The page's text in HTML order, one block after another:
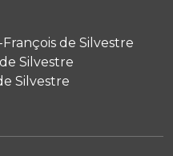
de Silvestre
Silvestre
Silvestre